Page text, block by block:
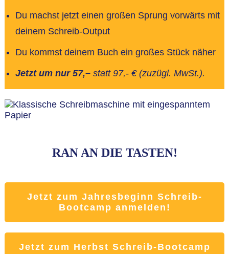
Du machst jetzt einen großen Sprung vorwärts mit
deinem Schreib-Output
Du kommst deinem Buch ein großes Stück näher
Jetzt um nur 57,– statt 97,- € (zuzügl. MwSt.).
RAN AN DIE TASTEN!
Jetzt zum Jahresbeginn Schreib-
Bootcamp anmelden!
Jetzt zum Herbst Schreib-Bootcamp